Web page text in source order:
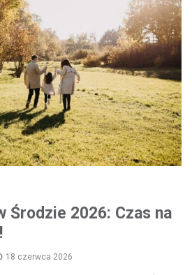
Środzie 2026: Czas na
18 czerwca 2026